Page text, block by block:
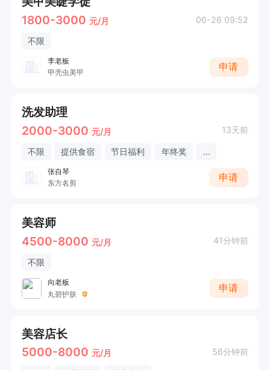
1800-3000 元/月 06-26 09:52
不限
李老板
甲壳虫美甲
申请
洗发助理
2000-3000 元/月 13天前
不限 提供食宿 节日福利 年终奖 ...
张自琴
东方名剪
申请
美容师
4500-8000 元/月 41分钟前
不限
向老板
丸碧护肤
申请
美容店长
5000-8000 元/月 56分钟前